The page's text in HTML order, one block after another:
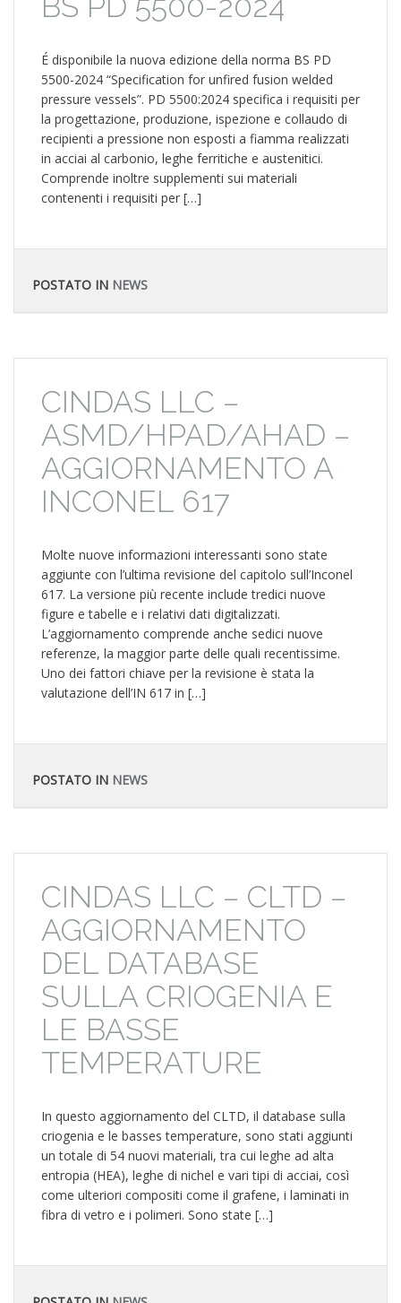
É disponibile la nuova edizione della norma BS PD
5500-2024 “Specification for unfired fusion welded
pressure vessels”. PD 5500:2024 specifica i requisiti per
la progettazione, produzione, ispezione e collaudo di
recipienti a pressione non esposti a fiamma realizzati
in acciai al carbonio, leghe ferritiche e austenitici.
Comprende inoltre supplementi sui materiali
contenenti i requisiti per […]
POSTATO IN NEWS
CINDAS LLC –
ASMD/HPAD/AHAD –
AGGIORNAMENTO A
INCONEL 617
Molte nuove informazioni interessanti sono state
aggiunte con l’ultima revisione del capitolo sull’Inconel
617. La versione più recente include tredici nuove
figure e tabelle e i relativi dati digitalizzati.
L’aggiornamento comprende anche sedici nuove
referenze, la maggior parte delle quali recentissime.
Uno dei fattori chiave per la revisione è stata la
valutazione dell’IN 617 in […]
POSTATO IN NEWS
CINDAS LLC – CLTD –
AGGIORNAMENTO
DEL DATABASE
SULLA CRIOGENIA E
LE BASSE
TEMPERATURE
In questo aggiornamento del CLTD, il database sulla
criogenia e le basses temperature, sono stati aggiunti
un totale di 54 nuovi materiali, tra cui leghe ad alta
entropia (HEA), leghe di nichel e vari tipi di acciai, così
come ulteriori compositi come il grafene, i laminati in
fibra di vetro e i polimeri. Sono state […]